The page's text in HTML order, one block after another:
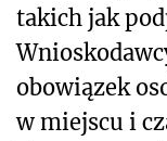
takich jak
obowiązek
w miejscu i